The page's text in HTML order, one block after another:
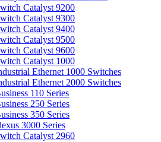
Catalyst 9200
Catalyst 9300
Catalyst 9400
Catalyst 9500
Catalyst 9600
Catalyst 1000
Ethernet 1000 Switches
Ethernet 2000 Switches
110 Series
250 Series
350 Series
3000 Series
Catalyst 2960